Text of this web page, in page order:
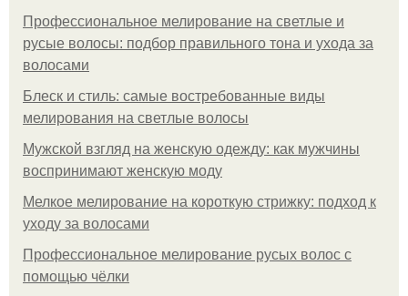
Профессиональное мелирование на светлые и
русые волосы: подбор правильного тона и ухода за
волосами
Блеск и стиль: самые востребованные виды
мелирования на светлые волосы
Мужской взгляд на женскую одежду: как мужчины
воспринимают женскую моду
Мелкое мелирование на короткую стрижку: подход к
уходу за волосами
Профессиональное мелирование русых волос с
помощью чёлки